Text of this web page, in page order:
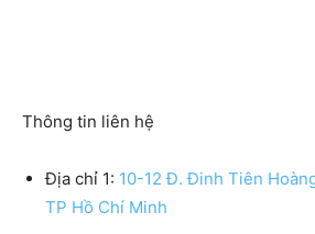
Thông tin liên hệ
Địa chỉ 1: 10-12 Đ. Đinh Tiên
TP Hồ Chí Minh